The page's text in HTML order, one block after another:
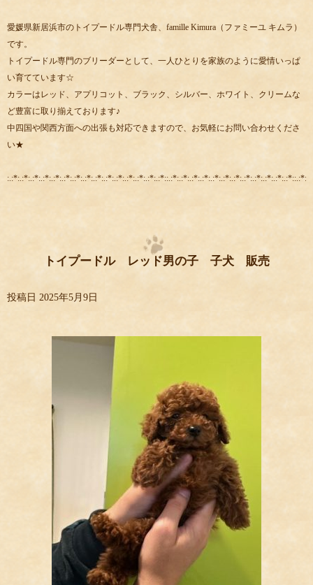
愛媛県新居浜市のトイプードル専門犬舎、famille Kimura（ファミーユ キムラ）
です。
トイプードル専門のブリーダーとして、一人ひとりを家族のように愛情いっぱ
い育てています☆
カラーはレッド、アプリコット、ブラック、シルバー、ホワイト、クリームな
ど豊富に取り揃えております♪
中四国や関西方面への出張も対応できますので、お気軽にお問い合わせくださ
い★
:.:*:.:*:.:*:.:*:.:*:.:*:.:*:.:*:.:*:.:*:.:*:.:*:.:*:.:*:.:*::.:*:.:*:.:*:.:*:.:*:.:*:.:*:.:*:.:*:.:*:.:*:.:*::.:*:.:
トイプードル レッド男の子 子犬 販売
投稿日 2025年5月9日